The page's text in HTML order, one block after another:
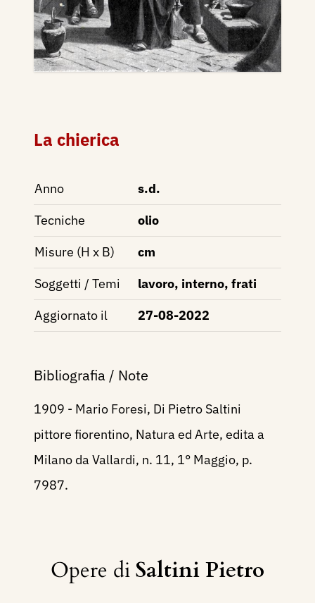
La chierica
Anno
s.d.
Tecniche
olio
Misure (H x B)
cm
Soggetti / Temi
lavoro, interno, frati
Aggiornato il
27-08-2022
Bibliografia / Note
1909 - Mario Foresi, Di Pietro Saltini
pittore fiorentino, Natura ed Arte, edita a
Milano da Vallardi, n. 11, 1° Maggio, p.
7987.
Opere diSaltini Pietro